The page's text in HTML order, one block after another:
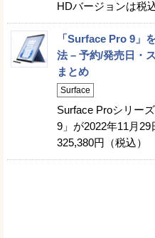
HDバージョンは税
「Surface Pro 9」
法 – 予約/発売日・
まとめ
Surface
Surface Proシリー
9」が2022年11月29
325,380円（税込）